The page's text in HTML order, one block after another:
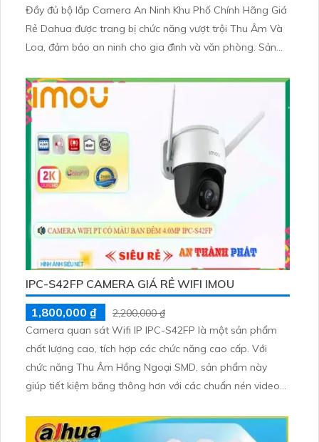
Đầy đủ bộ lắp Camera An Ninh Khu Phố Chính Hãng Giá
Rẻ Dahua được trang bị chức năng vượt trội Thu Âm Và
Loa, đảm bảo an ninh cho gia đình và văn phòng. Sản
không gian.
Bộ lắp Camera An Ninh Khu Phố Chính Hãng Giá Rẻ
Dahua mang đến khả năng thu âm chất lượng cao, giúp
theo dõi và ghi lại mọi sự kiện quan trọng
IPC-S42FP CAMERA GIÁ RẺ WIFI IMOU
1,800,000 ₫
2,200,000 ₫
Camera quan sát Wifi IP IPC-S42FP là một sản phẩm
chất lượng cao, tích hợp các chức năng cao cấp. Với
chức năng Thu Âm Hồng Ngoại SMD, sản phẩm này
giúp tiết kiệm băng thông hơn với các chuẩn nén video